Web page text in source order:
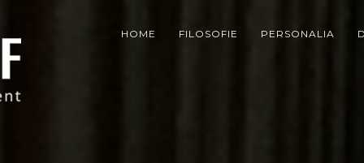
HOME FILOSOFIE PERSONALIA